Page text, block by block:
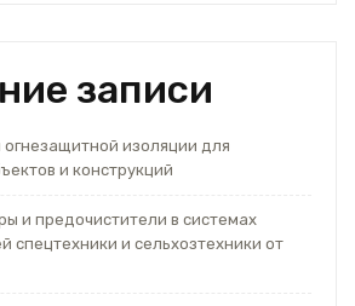
записи
изоляции для
и конструкций
и предочистители в системах
спецтехники и сельхозтехники от